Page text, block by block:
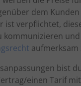
dem
ist verpflichtet,
kommunizieren
aufmerksam
bist
einen Tarif